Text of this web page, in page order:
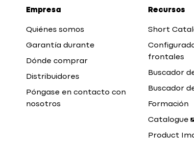
Empresa
Quiénes somos
Garantía durante
Dónde comprar
Distribuidores
Póngase en contacto con
nosotros
Recursos
Short
frontales
Buscador
Buscador
Formación
Catalogue
Product